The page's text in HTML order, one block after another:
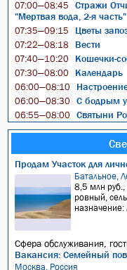
07:00—08:45
Стражи
"Мертвая вода, 2-я
07:35—09:15 Цветы
07:22—08:18 Вести
07:40—10:20 Кошечки-
07:30—08:00 Календарь
06:00—08:10
06:00—08:30 С бодрым
06:55—08:00 Святыни
Продам Участок для
Батальное,
8,5 млн руб.,
ровный,
назначение:
Сфера обслуживания,
Вакансия: Семейный
Москва, Россия